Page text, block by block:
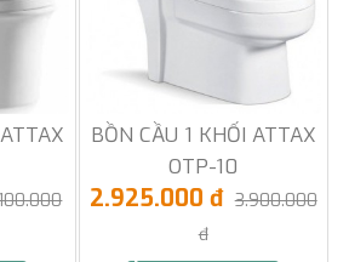
BỒN CẦU 1 KHỐI ATTAX
OTP-10
2.925.000 đ 3.900.000
đ